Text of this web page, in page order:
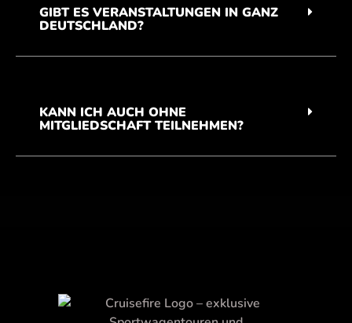
GIBT ES VERANSTALTUNGEN IN GANZ
DEUTSCHLAND?
KANN ICH AUCH OHNE
MITGLIEDSCHAFT TEILNEHMEN?